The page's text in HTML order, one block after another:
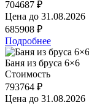
704687 ₽
Цена до 31.08.2026
685908 ₽
Подробнее
Баня из бруса 6×6
Стоимость
793764 ₽
Цена до 31.08.2026